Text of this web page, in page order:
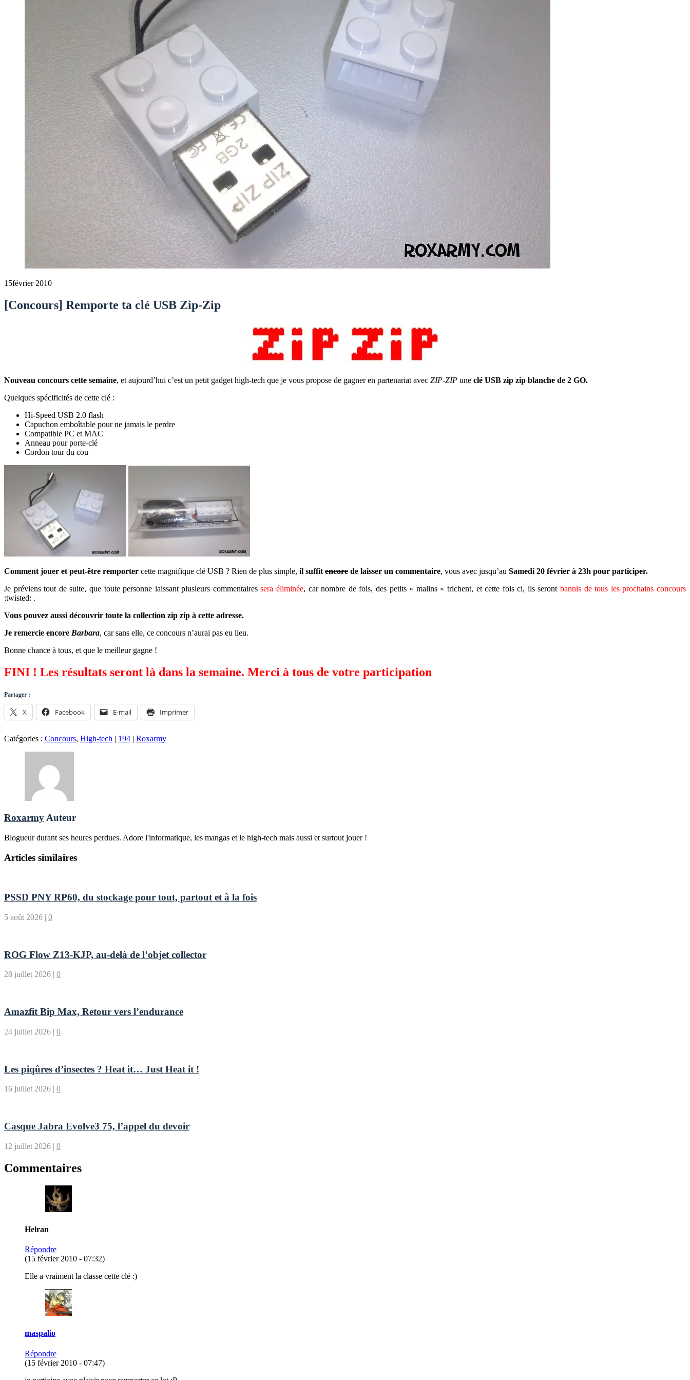
15février 2010
[Concours] Remporte ta clé USB Zip-Zip
Nouveau concours cette semaine, et aujourd’hui c’est un petit gadget high-tech que je vous propose de gagner en partenariat avec ZIP-ZIP une clé USB zip zip blanche de 2 GO.
Quelques spécificités de cette clé :
Hi-Speed USB 2.0 flash
Capuchon emboîtable pour ne jamais le perdre
Compatible PC et MAC
Anneau pour porte-clé
Cordon tour du cou
Comment jouer et peut-être remporter cette magnifique clé USB ? Rien de plus simple, il suffit encore de laisser un commentaire, vous avec jusqu’au Samedi 20 février à 23h pour participer.
Je préviens tout de suite, que toute personne laissant plusieurs commentairessera éliminée, car nombre de fois, des petits « malins » trichent, et cette fois ci, ils serontbannis de tous les prochains concours
:twisted: .
Vous pouvez aussi découvrir toute la collection zip zip à cette adresse.
Je remercie encore Barbara, car sans elle, ce concours n’aurai pas eu lieu.
Bonne chance à tous, et que le meilleur gagne !
FINI ! Les résultats seront là dans la semaine. Merci à tous de votre participation
Partager :
X Facebook E-mail Imprimer
Catégories : Concours, High-tech | 194 | Roxarmy
RoxarmyAuteur
Blogueur durant ses heures perdues. Adore l'informatique, les mangas et le high-tech mais aussi et surtout jouer !
Articles similaires
PSSD PNY RP60, du stockage pour tout, partout et à la fois
5 août 2026 | 0
ROG Flow Z13-KJP, au-delà de l’objet collector
28 juillet 2026 | 0
Amazfit Bip Max, Retour vers l’endurance
24 juillet 2026 | 0
Les piqûres d’insectes ? Heat it… Just Heat it !
16 juillet 2026 | 0
Casque Jabra Evolve3 75, l’appel du devoir
12 juillet 2026 | 0
Commentaires
Helran
Répondre
(15 février 2010 - 07:32)
Elle a vraiment la classe cette clé :)
maspalio
Répondre
(15 février 2010 - 07:47)